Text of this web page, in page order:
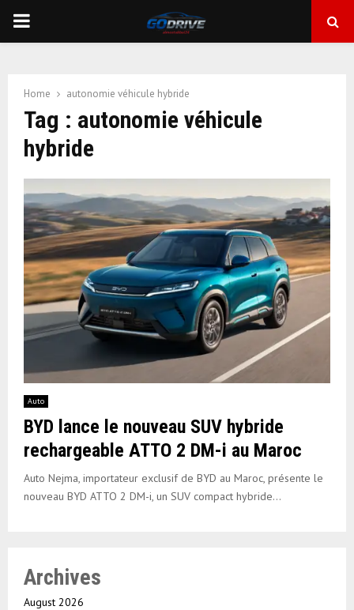
PRIMARY
Home autonomie véhicule hybride
Tag : autonomie véhicule
hybride
Auto
BYD lance le nouveau SUV hybride
rechargeable ATTO 2 DM-i au Maroc
Auto Nejma, importateur exclusif de BYD au Maroc, présente le
nouveau BYD ATTO 2 DM-i, un SUV compact hybride...
Archives
August 2026